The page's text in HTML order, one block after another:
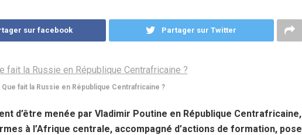
sur facebook Partager sur Twitter
Que fait la Russie en République Centrafricaine ?
d’être menée par Vladimir Poutine en République Centrafricaine,
à l’Afrique centrale, accompagné d’actions de formation, pose